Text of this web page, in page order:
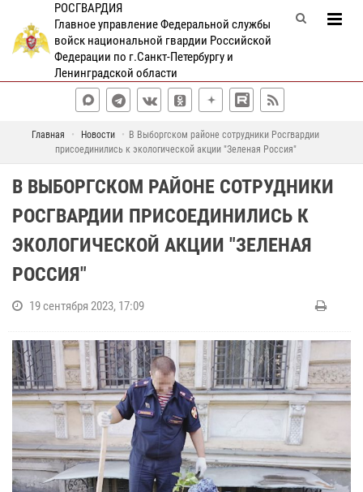
РОСГВАРДИЯ
Главное управление Федеральной службы
войск национальной гвардии Российской
Федерации по г.Санкт-Петербургу и
Ленинградской области
Главная Новости
В Выборгском районе сотрудники Росгвардии
присоединились к экологической акции "Зеленая Россия"
В ВЫБОРГСКОМ РАЙОНЕ СОТРУДНИКИ
РОСГВАРДИИ ПРИСОЕДИНИЛИСЬ К
ЭКОЛОГИЧЕСКОЙ АКЦИИ "ЗЕЛЕНАЯ
РОССИЯ"
19 сентября 2023, 17:09